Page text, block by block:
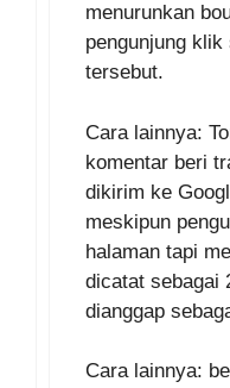
menurunkan
pengunjung
tersebut.
Cara lainnya:
komentar beri
dikirim ke
meskipun
halaman tapi
dicatat sebagai
dianggap
Cara lainnya: